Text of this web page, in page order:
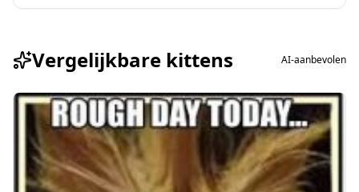
Vergelijkbare kittens AI-aanbevolen